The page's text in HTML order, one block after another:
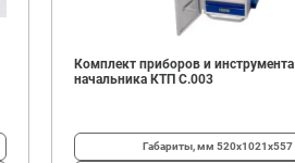
Комплект приборов и инструмента
начальника КТП C.003
Габариты, мм 520х1021х557